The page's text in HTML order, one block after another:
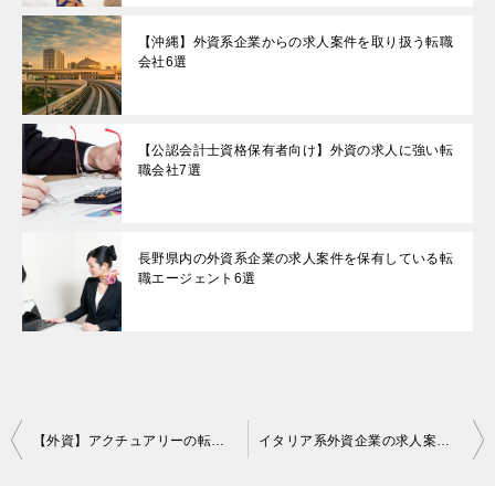
【沖縄】外資系企業からの求人案件を取り扱う転職
会社6選
【公認会計士資格保有者向け】外資の求人に強い転
職会社7選
長野県内の外資系企業の求人案件を保有している転
職エージェント6選
投
【外資】アクチュアリーの転職案件に強いエージェント8選 イタリア系外資企業の求人案件に強い転職エージェント7選